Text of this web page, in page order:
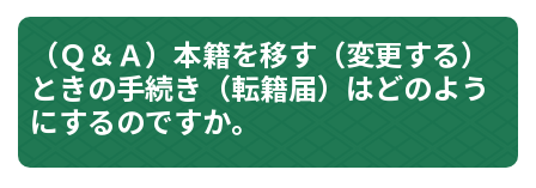
（Ｑ＆Ａ）本籍を移す（変更する）
ときの手続き（転籍届）はどのよう
にするのですか。